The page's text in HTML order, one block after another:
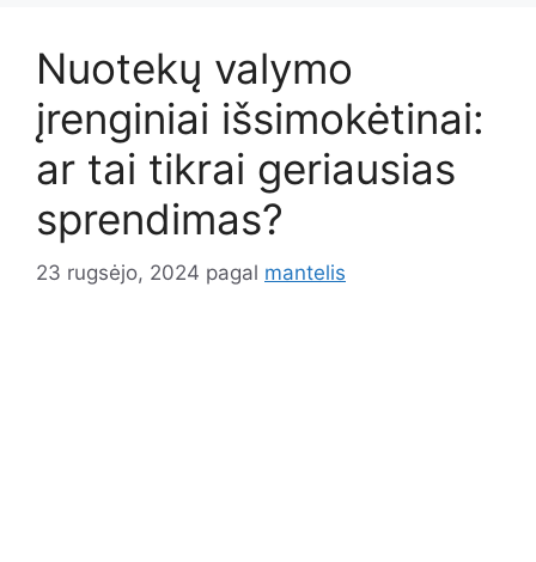
Nuotekų valymo
įrenginiai išsimokėtinai:
ar tai tikrai geriausias
sprendimas?
23 rugsėjo, 2024 pagal mantelis